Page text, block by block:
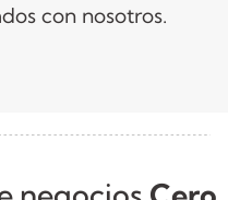
con nosotros.